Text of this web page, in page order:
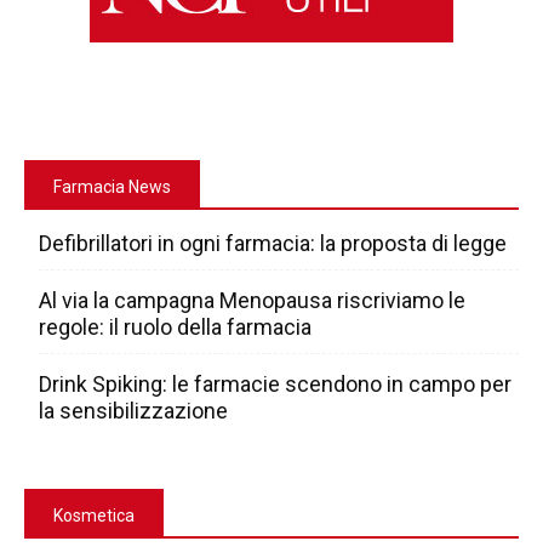
Farmacia News
Defibrillatori in ogni farmacia: la proposta di legge
Al via la campagna Menopausa riscriviamo le
regole: il ruolo della farmacia
Drink Spiking: le farmacie scendono in campo per
la sensibilizzazione
Kosmetica